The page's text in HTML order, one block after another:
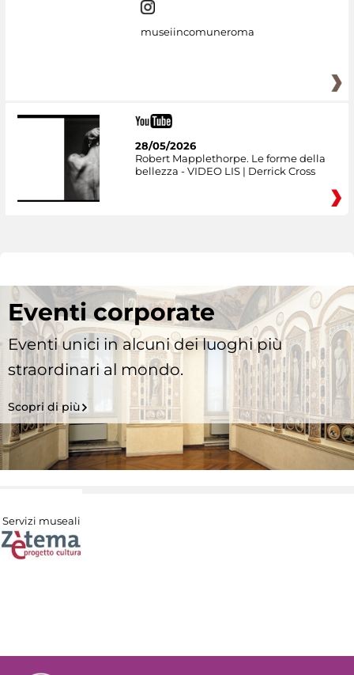
museiincomuneroma
28/05/2026
Robert Mapplethorpe. Le forme della
bellezza - VIDEO LIS | Derrick Cross
Eventi corporate
Eventi unici in alcuni dei luoghi più
straordinari al mondo.
Scopri di più
Servizi museali